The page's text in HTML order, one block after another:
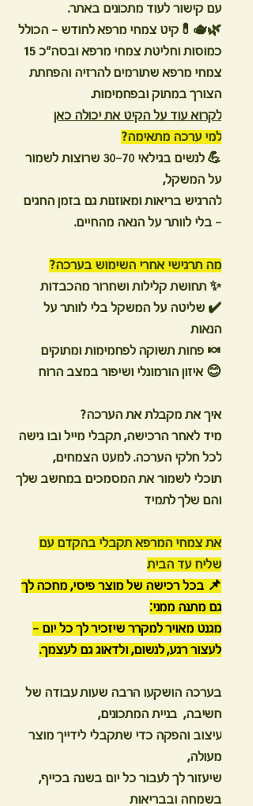
עם קישור לעוד מתכונים באתר.
🌿🫖💊
קיט צמחי מרפא לחודש - הכולל
כמוסות וחליטת צמחי מרפא ובסה"כ 15
צמחי מרפא שתורמים להרזיה והפחתת
הצורך במתוק ובפחמימות.
לקרוא עוד על הקיט את יכולה כאן
למי ערכה מתאימה?
💪 לנשים בגילאי 30-70 שרוצות לשמור
על המשקל,
להרגיש בריאות ומאוזנות גם בזמן החגים
– בלי לוותר על הנאה מהחיים.
מה תרגישי אחרי השימוש בערכה?
✨ תחושת קלילות ושחרור מהכבדות
✔️ שליטה על המשקל בלי לוותר על
הנאות
🍬 פחות תשוקה לפחמימות ומתוקים
😊 איזון הורמונלי ושיפור במצב הרוח
איך את מקבלת את הערכה?
מיד לאחר הרכישה, תקבלי מייל ובו גישה
לכל חלקי הערכה. למעט הצמחים,
תוכלי לשמור את המסמכים במחשב שלך
והם שלך לתמיד
את צמחי המרפא תקבלי בהקדם עם
שליח עד הבית
📌 בכל רכישה של מוצר פיסי, מחכה לך
גם מתנה ממני:
מגנט מאויר למקרר שיזכיר לך כל יום –
לעצור רגע, לנשום, ולדאוג גם לעצמך.
בערכה הושקעו הרבה שעות עבודה של
חשיבה, בניית המתכונים,
עיצוב והפקה כדי שתקבלי לידייך מוצר
מעולה,
שיעזור לך לעבור כל יום בשנה בכייף,
בשמחה ובבריאות